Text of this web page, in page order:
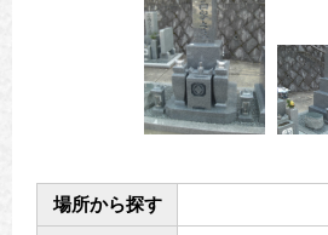
場所から探す